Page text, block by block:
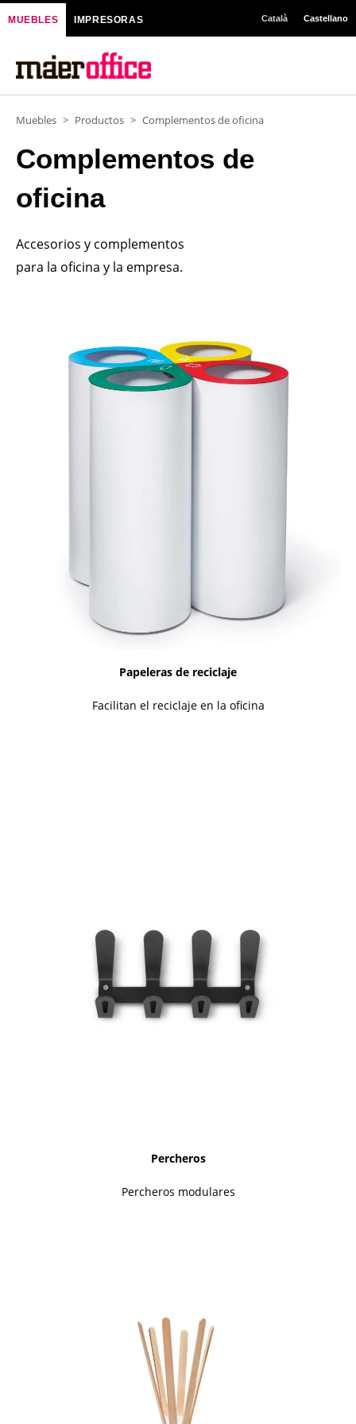
contenido
MUEBLES IMPRESORAS Català Castellano
Muebles > Productos > Complementos de oficina
Complementos de
oficina
Accesorios y complementos
para la oficina y la empresa.
Papeleras de reciclaje
Facilitan el reciclaje en la oficina
Percheros
Percheros modulares